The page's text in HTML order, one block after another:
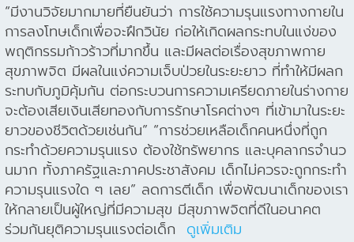
“มีงานวิจัยมากมายที่ยืนยันว่า การใช้ความรุนแรงทางกายใน
การลงโทษเด็กเพื่อจะฝึกวินัย ก่อให้เกิดผลกระทบในแง่ของ
พฤติกรรมก้าวร้าวที่มากขึ้น และมีผลต่อเรื่องสุขภาพกาย
สุขภาพจิต มีผลในแง่ความเจ็บป่วยในระยะยาว ที่ทำให้มีผลก
ระทบกับภูมิคุ้มกัน ต่อกระบวนการความเครียดภายในร่างกาย
จะต้องเสียเงินเสียทองกับการรักษาโรคต่างๆ ที่เข้ามาในระยะ
ยาวของชีวิตด้วยเช่นกัน” “การช่วยเหลือเด็กคนหนึ่งที่ถูก
กระทำด้วยความรุนแรง ต้องใช้ทรัพยากร และบุคลากรจํานว
นมาก ทั้งภาครัฐและภาคประชาสังคม เด็กไม่ควรจะถูกกระทํา
ความรุนแรงใด ๆ เลย” ลดการตีเด็ก เพื่อพัฒนาเด็กของเรา
ให้กลายเป็นผู้ใหญ่ที่มีความสุข มีสุขภาพจิตที่ดีในอนาคต
ร่วมกันยุติความรุนแรงต่อเด็ก ดูเพิ่มเติม